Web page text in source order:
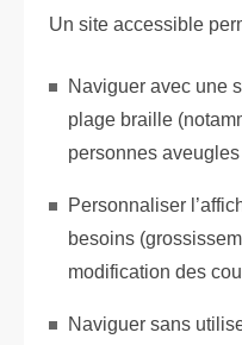
Un site accessible
Naviguer avec une
plage braille
personnes
Personnaliser
besoins
modification des
Naviguer sans